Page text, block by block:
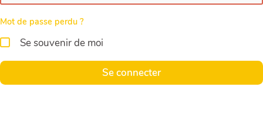
Mot de passe perdu ?
Se souvenir de moi
Se connecter